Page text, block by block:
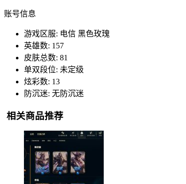
账号信息
游戏区服: 电信 黑色玫瑰
英雄数: 157
皮肤总数: 81
单双段位: 未定级
炫彩数: 13
防沉迷: 无防沉迷
相关商品推荐